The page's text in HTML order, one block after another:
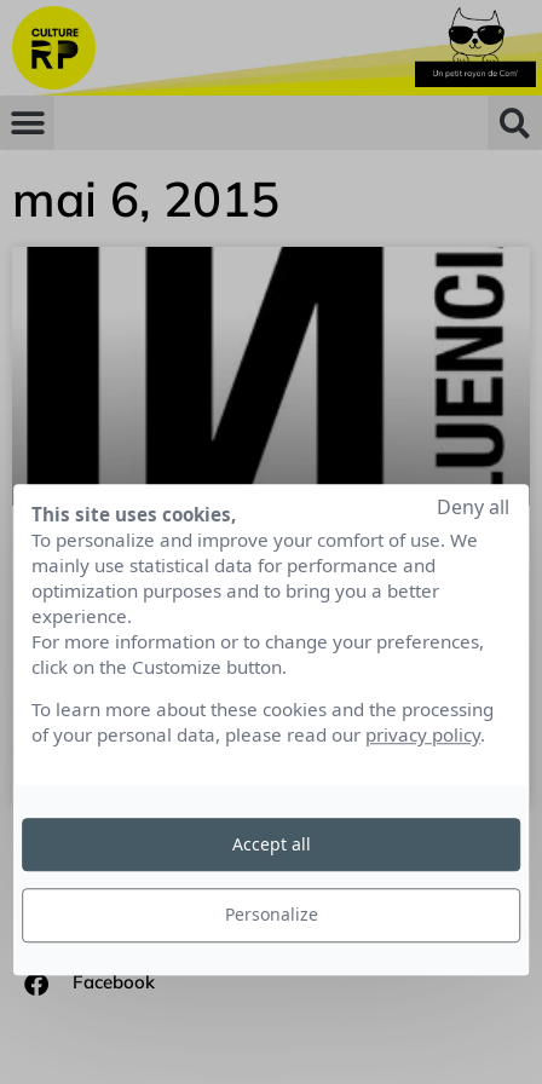
mai 6, 2015
Presse française : la révolution est-
elle en marche?
Dépassée, sclérosée voire têtue, la presse n’a plus la côte…
tunnel et réussir
SUIVEZ-NOUS
Facebook
This site uses cookies,
To personalize and improve your comfort of use. We
mainly use statistical data for performance and
optimization purposes and to bring you a better
experience.
For more information or to change your preferences,
click on the Customize button.
To learn more about these cookies and the processing
of your personal data, please read our privacy policy.
Personalize
Deny all
Accept all